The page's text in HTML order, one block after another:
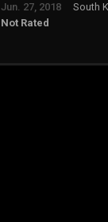
Jun. 27, 2018 South
Not Rated